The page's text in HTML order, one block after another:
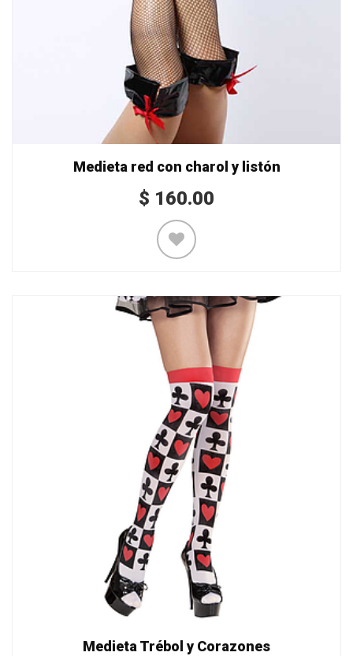
Medieta red con charol y listón
$ 160.00
Medieta Trébol y Corazones